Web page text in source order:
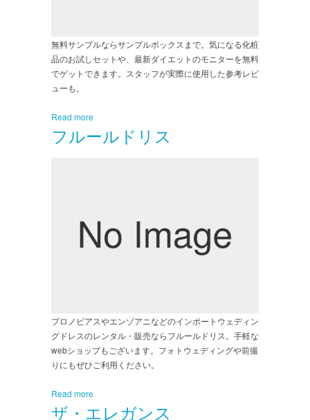
無料サンプルならサンプルボックスまで。気になる化粧
品のお試しセットや、最新ダイエットのモニターを無料
でゲットできます。スタッフが実際に使用した参考レビ
ューも。
Read more
フルールドリス
プロノビアスやエンゾアニなどのインポートウェディン
グドレスのレンタル・販売ならフルールドリス。手軽な
webショップもございます。フォトウェディングや前撮
りにもぜひご利用ください。
Read more
ザ・エレガンス